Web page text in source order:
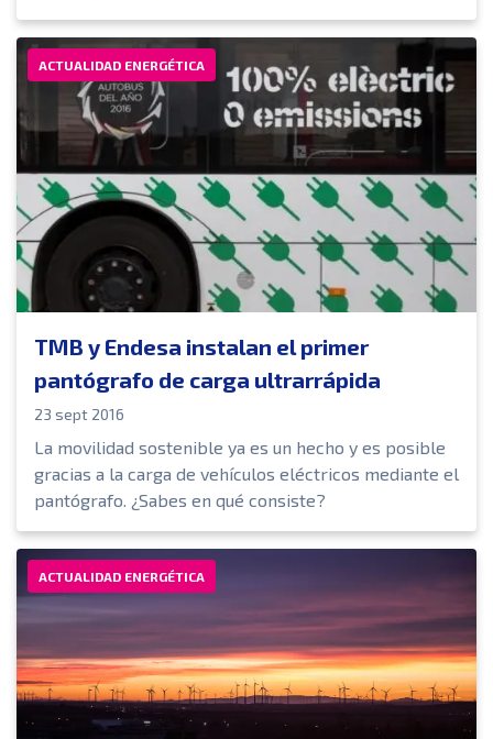
ACTUALIDAD ENERGÉTICA
TMB y Endesa instalan el primer
pantógrafo de carga ultrarrápida
23 sept 2016
La movilidad sostenible ya es un hecho y es posible
gracias a la carga de vehículos eléctricos mediante el
pantógrafo. ¿Sabes en qué consiste?
ACTUALIDAD ENERGÉTICA